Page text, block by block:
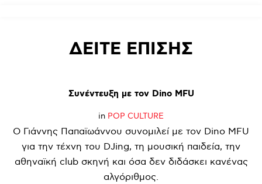
ΔΕΙΤΕ ΕΠΙΣΗΣ
Συνέντευξη με τον Dino MFU
in POP CULTURE
Ο Γιάννης Παπαϊωάννου συνομιλεί με τον Dino MFU
για την τέχνη του DJing, τη μουσική παιδεία, την
αθηναϊκή club σκηνή και όσα δεν διδάσκει κανένας
αλγόριθμος.